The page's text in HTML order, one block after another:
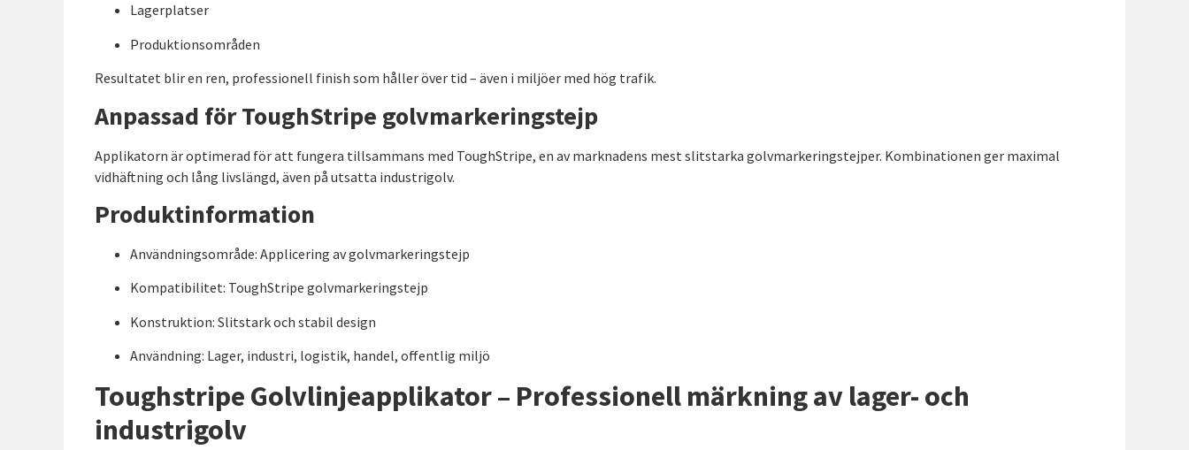
Lagerplatser
Produktionsområden
Resultatet blir en ren, professionell finish som håller över tid – även i miljöer med hög trafik.
Anpassad för ToughStripe golvmarkeringstejp
Applikatorn är optimerad för att fungera tillsammans med ToughStripe, en av marknadens mest slitstarka golvmarkeringstejper. Kombinationen ger maximal
vidhäftning och lång livslängd, även på utsatta industrigolv.
Produktinformation
Användningsområde: Applicering av golvmarkeringstejp
Kompatibilitet: ToughStripe golvmarkeringstejp
Konstruktion: Slitstark och stabil design
Användning: Lager, industri, logistik, handel, offentlig miljö
Toughstripe Golvlinjeapplikator – Professionell märkning av lager- och
industrigolv